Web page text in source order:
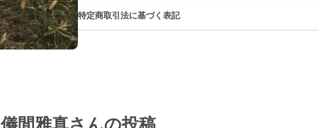
特定商取引法に基づく表記
儀間雅真さんの投稿